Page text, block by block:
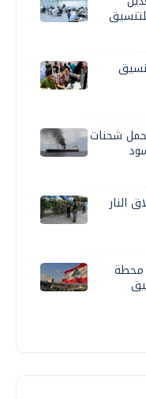
3 سفن تحمل شحنات
النار
محطة